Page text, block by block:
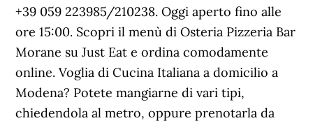
+39 059 223985/210238. Oggi aperto fino alle
ore 15:00. Scopri il menù di Osteria Pizzeria Bar
Morane su Just Eat e ordina comodamente
online. Voglia di Cucina Italiana a domicilio a
Modena? Potete mangiarne di vari tipi,
chiedendola al metro, oppure prenotarla da